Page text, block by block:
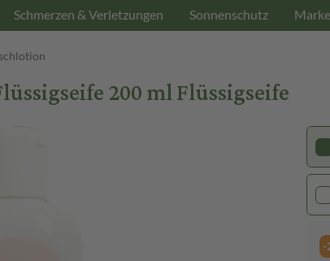
Schmerzen & Verletzungen Sonnenschutz
200 ml Flüssigseife
-